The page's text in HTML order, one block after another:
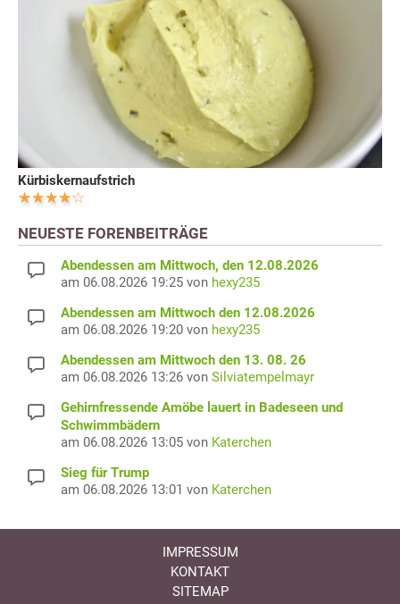
Kürbiskernaufstrich
NEUESTE FORENBEITRÄGE
Abendessen am Mittwoch, den 12.08.2026
am 06.08.2026 19:25 von hexy235
Abendessen am Mittwoch den 12.08.2026
am 06.08.2026 19:20 von hexy235
Abendessen am Mittwoch den 13. 08. 26
am 06.08.2026 13:26 von Silviatempelmayr
Gehirnfressende Amöbe lauert in Badeseen und
Schwimmbädern
am 06.08.2026 13:05 von Katerchen
Sieg für Trump
am 06.08.2026 13:01 von Katerchen
IMPRESSUM
KONTAKT
SITEMAP